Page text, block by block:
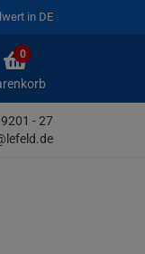
in DE
Warenkorb
0
- 27